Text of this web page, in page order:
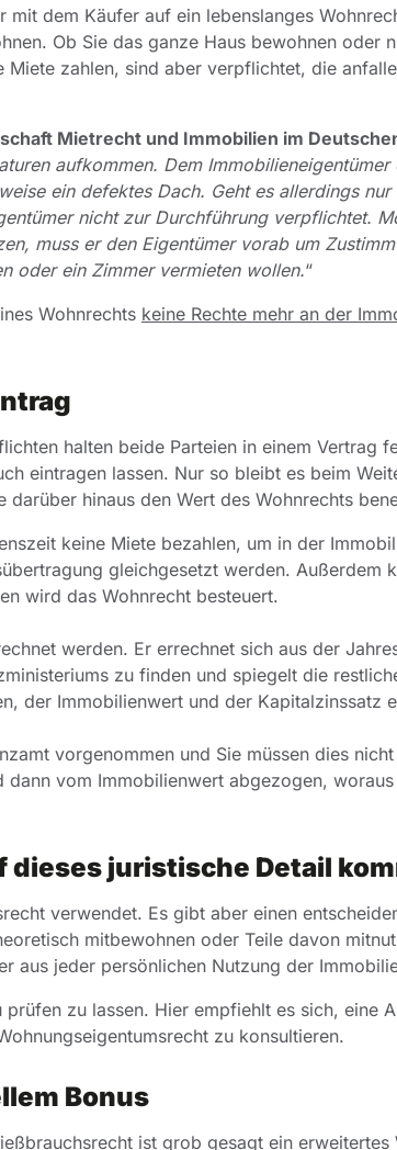
dem Käufer auf ein lebenslanges
Ob Sie das ganze Haus bewohnen oder
zahlen, sind aber verpflichtet, die
Mietrecht und Immobilien im
aufkommen. Dem
ein defektes Dach. Geht es allerdings
nicht zur Durchführung verpflichtet.
muss er den Eigentümer vorab um
oder ein Zimmer vermieten wollen.“
Wohnrechts keine Rechte mehr an der
halten beide Parteien in einem Vertrag
eintragen lassen. Nur so bleibt es beim
hinaus den Wert des Wohnrechts
keine Miete bezahlen, um in der
gleichgesetzt werden. Außerdem
wird das Wohnrecht besteuert.
werden. Er errechnet sich aus der
zu finden und spiegelt die
der Immobilienwert und der Kapitalzinssatz
vorgenommen und Sie müssen dies
vom Immobilienwert abgezogen,
juristische Detail
verwendet. Es gibt aber einen
mitbewohnen oder Teile davon
aus jeder persönlichen Nutzung der
zu lassen. Hier empfiehlt es sich, eine
zu konsultieren.
Bonus
ist grob gesagt ein erweitertes